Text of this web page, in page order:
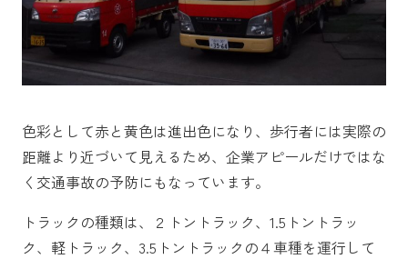
色彩として赤と黄色は進出色になり、歩行者には実際の
距離より近づいて見えるため、企業アピールだけではな
く交通事故の予防にもなっています。
トラックの種類は、２トントラック、1.5トントラッ
ク、軽トラック、3.5トントラックの４車種を運行して